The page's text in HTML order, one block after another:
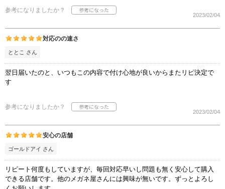
参考になりましたか？
2023/02/04
対応のの速さ
ととこ さん
翌日届いたのと、いつもこの内容で付け心地が良いからまたリピ決定で
す
参考になりましたか？
2023/02/04
安心の店舗
ゴールドアイ さん
リピート何度もしていますが、毎回対応早いし問題も無く安心して購入
できる店舗です。他のメガネ屋さんには興味が無いです。ずっとよろし